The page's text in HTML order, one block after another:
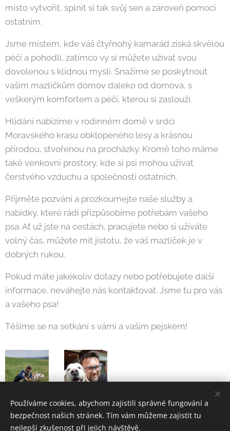
místo vytvořit, splnit si tak svůj sen a zároveň pomoci
ostatním.
Jsme místem, kde váš čtyřnohý kamarád získá skvělou
péči a pohodlí, zatímco vy si můžete užívat svou
dovolenou s klidnou myslí. Snažíme se poskytnout
vašim mazlíčkům domov daleko od domova, s
veškerým komfortem a péčí, kterou si zaslouží.
Hlídání nabízíme v rodinném domě v srdci
Moravského krasu obklopeného lesy a krásnou
přírodou, stvořenou na procházky. Kromě toho máme
také venkovní prostory, kde si psi mohou užívat
čerstvého vzduchu a společnosti ostatních.
Přijměte pozvání a prozkoumejte naše služby a
nabídky, které rádi přizpůsobíme potřebám vašeho
psa. Ať už jste na cestách, pracujete nebo si užíváte
volný čas, můžete mít jistotu, že váš mazlíček je v
dobrých rukou.
Pokud máte jakékoliv dotazy nebo potřebujete další
informace, neváhejte nás kontaktovat. Jsme tu pro vás
a vašeho psa!
Těšíme se na setkání s vámi a vaším pejskem!
Používáme cookies, abychom zajistili správné fungování a
bezpečnost našich stránek. Tím vám můžeme zajistit tu
nejlepší zkušenost při jejich návštěvě.